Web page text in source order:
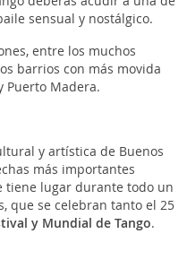
sensual y nostálgico.
entre los muchos
barrios con más movida
Puerto Madera.
y artística de Buenos
más importantes
tiene lugar durante todo un
que se celebran tanto el 25
y Mundial de Tango.